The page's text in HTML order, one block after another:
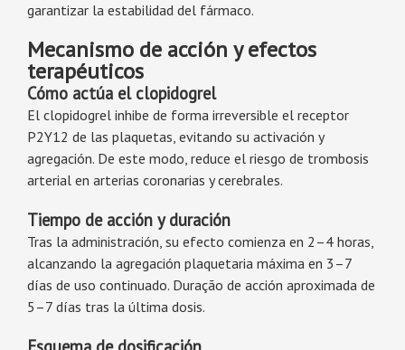
garantizar la estabilidad del fármaco.
Mecanismo de acción y efectos
terapéuticos
Cómo actúa el clopidogrel
El clopidogrel inhibe de forma irreversible el receptor
P2Y12 de las plaquetas, evitando su activación y
agregación. De este modo, reduce el riesgo de trombosis
arterial en arterias coronarias y cerebrales.
Tiempo de acción y duración
Tras la administración, su efecto comienza en 2–4 horas,
alcanzando la agregación plaquetaria máxima en 3–7
días de uso continuado. Duração de acción aproximada de
5–7 días tras la última dosis.